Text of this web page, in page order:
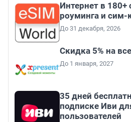
Интернет в 180+
роуминга и сим-
До 31 декабря, 2026
Скидка 5% на
До 1 января, 2027
35 дней
подписке Иви
пользователей